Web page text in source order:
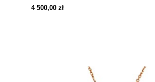
4 500,00 zł